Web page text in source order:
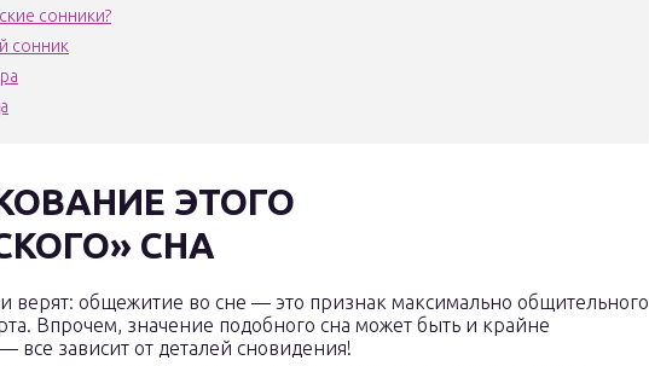
сонники?
сонник
ЭТОГО
СНА
верят: общежитие во сне — это признак максимально общительного
Впрочем, значение подобного сна может быть и крайне
зависит от деталей сновидения!